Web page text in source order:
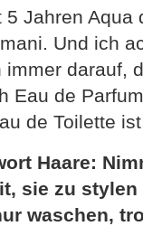
5 Jahren Aqua
Und ich
immer darauf,
Eau de
de Toilette
Haare:
sie zu stylen
waschen,